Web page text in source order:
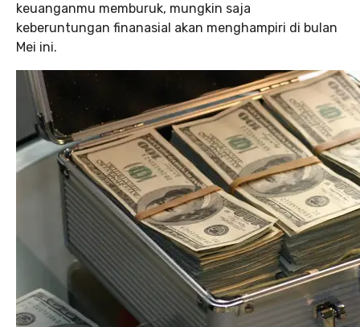
keuanganmu memburuk, mungkin saja
keberuntungan finanasial akan menghampiri di bulan
Mei ini.